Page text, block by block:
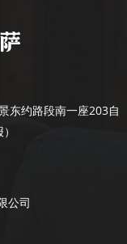
东约路段南一座203自
公司